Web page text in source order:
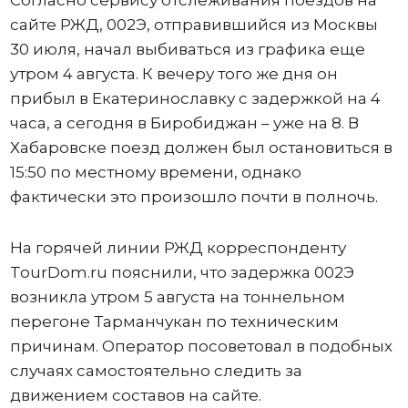
сайте РЖД, 002Э, отправившийся из Москвы
30 июля, начал выбиваться из графика еще
утром 4 августа. К вечеру того же дня он
прибыл в Екатеринославку с задержкой на 4
часа, а сегодня в Биробиджан – уже на 8. В
Хабаровске поезд должен был остановиться в
15:50 по местному времени, однако
фактически это произошло почти в полночь.
На горячей линии РЖД корреспонденту
TourDom.ru пояснили, что задержка 002Э
возникла утром 5 августа на тоннельном
перегоне Тарманчукан по техническим
причинам. Оператор посоветовал в подобных
случаях самостоятельно следить за
движением составов на сайте.